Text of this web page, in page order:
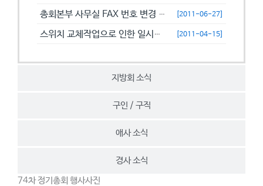
지방회 소식
구인 / 구직
애사 소식
경사 소식
총회본부 사무실 FAX 번호 변경 안내 [2011-06-27]
스위치 교체작업으로 인한 일시접속제한 안내 [2011-04-15]
74차 정기총회 행사사진